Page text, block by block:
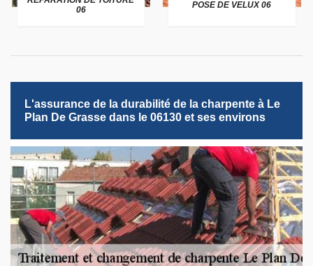
06
POSE DE VELUX 06
L'assurance de la durabilité de la charpente à Le
Plan De Grasse dans le 06130 et ses environs